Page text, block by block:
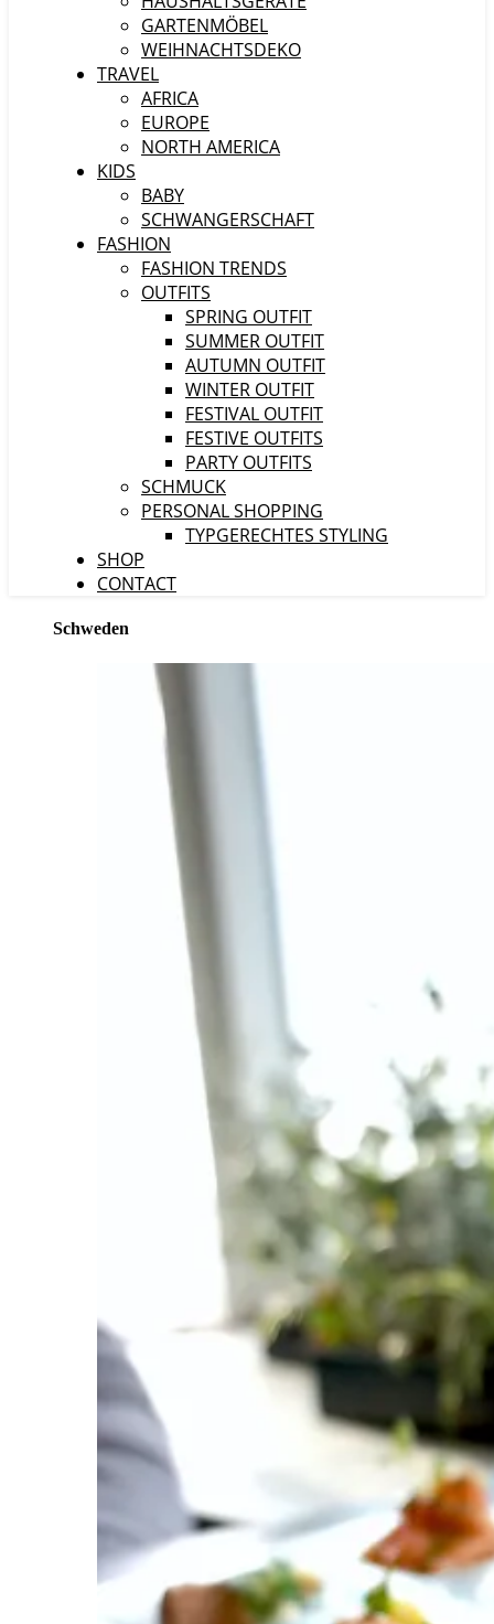
GARTENMÖBEL
WEIHNACHTSDEKO
TRAVEL
AFRICA
EUROPE
NORTH AMERICA
KIDS
BABY
SCHWANGERSCHAFT
FASHION
FASHION TRENDS
OUTFITS
SPRING OUTFIT
SUMMER OUTFIT
AUTUMN OUTFIT
WINTER OUTFIT
FESTIVAL OUTFIT
FESTIVE OUTFITS
PARTY OUTFITS
SCHMUCK
PERSONAL SHOPPING
TYPGERECHTES STYLING
SHOP
CONTACT
Schweden